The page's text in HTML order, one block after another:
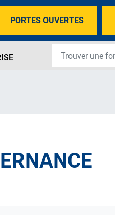
PORTES OUVERTES